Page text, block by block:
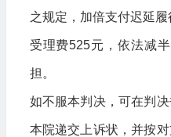
之规定，加倍支付迟延履
受理费525元，依法减
担。
如不服本判决，可在判
本院递交上诉状，并按